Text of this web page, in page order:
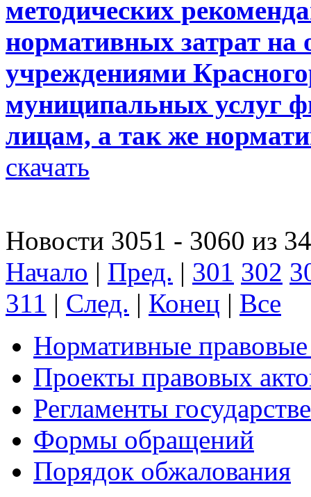
методических
нормативных затрат
учреждениями
муниципальных услуг
лицам, а так же
скачать
Новости 3051 - 3060 из
Начало | Пред. | 301 302
311 | След. | Конец | Все
Нормативные
Проекты правовых
Регламенты
Формы обращений
Порядок обжалования